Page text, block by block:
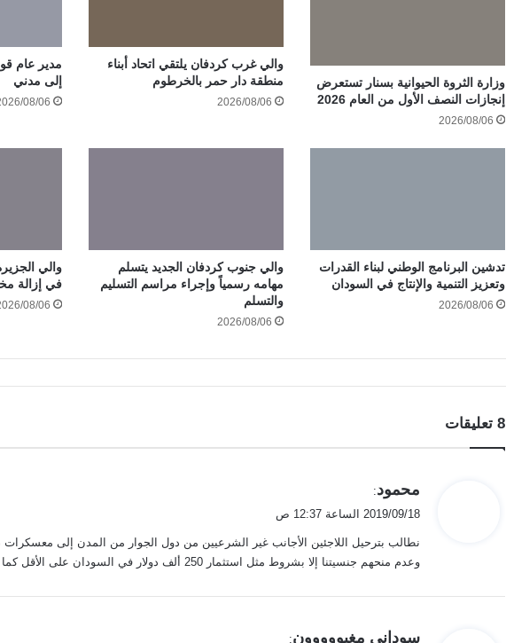
وزارة الثروة الحيوانية بسنار تستعرض
إنجازات النصف الأول من العام 2026
2026/08/06
والي غرب كردفان يلتقي اتحاد أبناء
منطقة دار حمر بالخرطوم
2026/08/06
مدير عام
إلى مدني
08/06
تدشين البرنامج الوطني لبناء القدرات
وتعزيز التنمية والإنتاج في السودان
2026/08/06
والي جنوب كردفان الجديد يتسلم
مهامه رسمياً وإجراء مراسم التسليم
والتسلم
2026/08/06
والي
في إزالة
08/06
‫8 تعليقات
ق
ل
محمود:
2019/09/18 الساعة 12:37 ص
نطالب بترحيل اللاجئين الأجانب غير الشرعيين من دول الجوار من المدن إلى
وعدم منحهم جنسيتنا إلا بشروط مثل استثمار 250 ألف دولار في السودان على الأقل كما تفعل دول العالم
يسودانى مغبووووون: